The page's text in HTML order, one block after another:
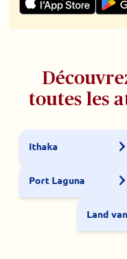
toutes les
Ithaka
Port Laguna
Land